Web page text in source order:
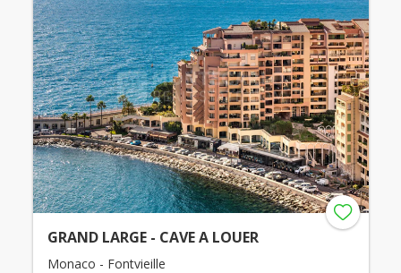
GRAND LARGE - CAVE A LOUER
Monaco - Fontvieille